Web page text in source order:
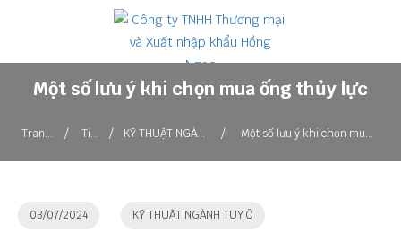
Một số lưu ý khi chọn mua ống thủy lực
Trang / Tin / KỸ THUẬT NGÀNH / Một số lưu ý khi chọn mua
03/07/2024 KỸ THUẬT NGÀNH TUY Ô